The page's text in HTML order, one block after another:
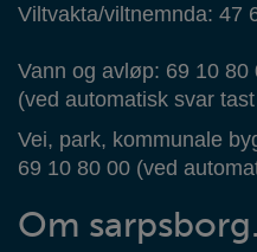
Viltvakta/viltnemnda: 47
Vann og avløp: 69 10 80
(ved automatisk svar
Vei, park, kommunale
69 10 80 00 (ved
Om